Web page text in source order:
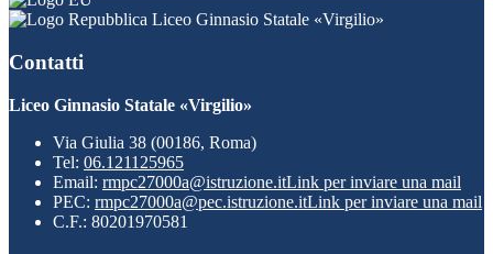
Liceo Ginnasio Statale «Virgilio»
Contatti
Liceo Ginnasio Statale «Virgilio»
Via Giulia 38 (00186, Roma)
Tel: 06.121125965
Email: rmpc27000a@istruzione.itLink per inviare una mail
PEC: rmpc27000a@pec.istruzione.itLink per inviare una mail
C.F.: 80201970581